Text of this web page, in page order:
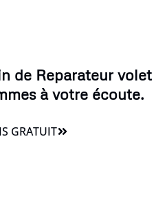
de Reparateur volet
à votre écoute.
GRATUIT